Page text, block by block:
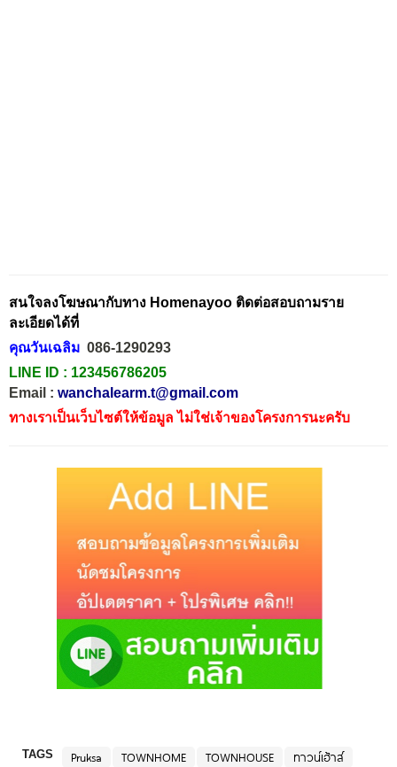
สนใจลงโฆษณากับทาง Homenayoo ติดต่อสอบถามราย
ละเอียดได้ที่
คุณวันเฉลิม 086-1290293
LINE ID : 123456786205
Email : wanchalearm.t@gmail.com
ทางเราเป็นเว็บไซต์ให้ข้อมูล ไม่ใช่เจ้าของโครงการนะครับ
TAGS Pruksa TOWNHOME TOWNHOUSE
ทาวน์เฮ้าส์